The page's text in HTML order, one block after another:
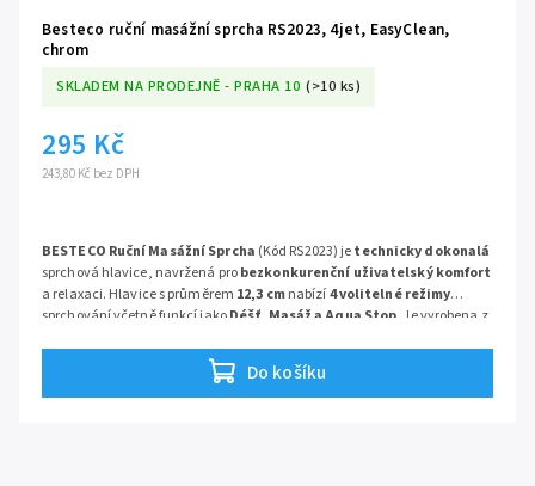
Besteco ruční masážní sprcha RS2023, 4jet, EasyClean,
chrom
SKLADEM NA PRODEJNĚ - PRAHA 10 (>10 ks)
243,80 Kč bez DPH
295 Kč
Do košíku
BESTECO Ruční Masážní Sprcha (Kód RS2023) jetechnicky dokonalá
sprchová hlavice, navržená probezkonkurenční uživatelský komfort
a relaxaci. Hlavice s průměrem 12,3 cmnabízí4 volitelné režimy
sprchování včetně funkcí jakoDéšť, Masáž a Aqua Stop . Je vyrobena z
, které zajišťují